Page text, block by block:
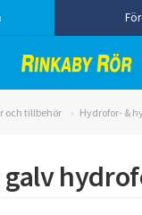
och tillbehör Hydrofor- &
galv